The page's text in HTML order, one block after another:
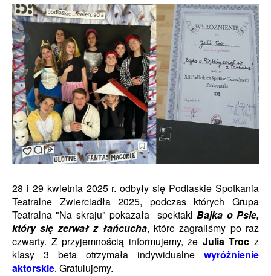
28 i 29 kwietnia 2025 r. odbyły się Podlaskie Spotkania
Teatralne Zwierciadła 2025, podczas których Grupa
Teatralna "Na skraju" pokazała spektaklBajka o Psie,
który się zerwał z łańcucha, które zagraliśmy po raz
czwarty. Z przyjemnością informujemy, że Julia Troc z
klasy 3 beta otrzymała indywidualne wyróżnienie
aktorskie. Gratulujemy.